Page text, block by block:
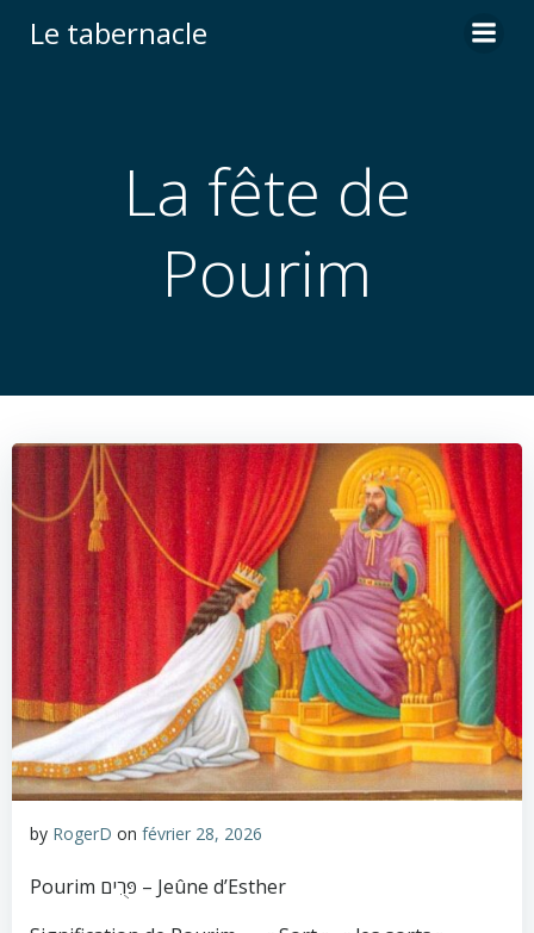
Le tabernacle
La fête de
Pourim
by RogerD on février 28, 2026
Pourim פֻּרִים – Jeûne d’Esther